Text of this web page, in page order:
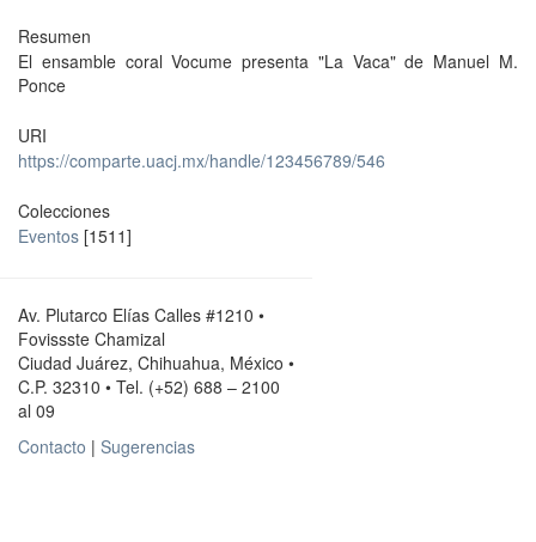
Resumen
El ensamble coral Vocume presenta "La Vaca" de Manuel M.
Ponce
URI
https://comparte.uacj.mx/handle/123456789/546
Colecciones
Eventos [1511]
Av. Plutarco Elías Calles #1210 •
Fovissste Chamizal
Ciudad Juárez, Chihuahua, México •
C.P. 32310 • Tel. (+52) 688 – 2100
al 09
Contacto | Sugerencias